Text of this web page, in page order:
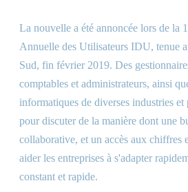
La nouvelle a été annoncée lors de la
Annuelle des Utilisateurs IDU, tenue
Sud, fin février 2019. Des
comptables et administrateurs, ainsi
informatiques de diverses industries et
pour discuter de la manière dont une
collaborative, et un accès aux chiffres
aider les entreprises à s'adapter
constant et rapide.